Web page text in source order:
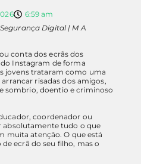
6:59 am
Digital | M A
conta dos ecrãs dos
Instagram de forma
jovens trataram como uma
risadas dos amigos,
sombrio, doentio e criminoso
coordenador ou
absolutamente tudo o que
muita atenção. O que está
ecrã do seu filho, mas o